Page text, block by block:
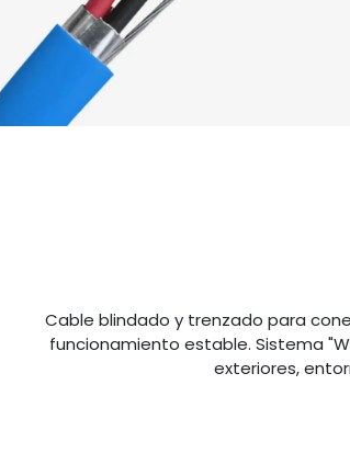
Cable blindado y trenzado para
funcionamiento estable. Sistema
exteriores,